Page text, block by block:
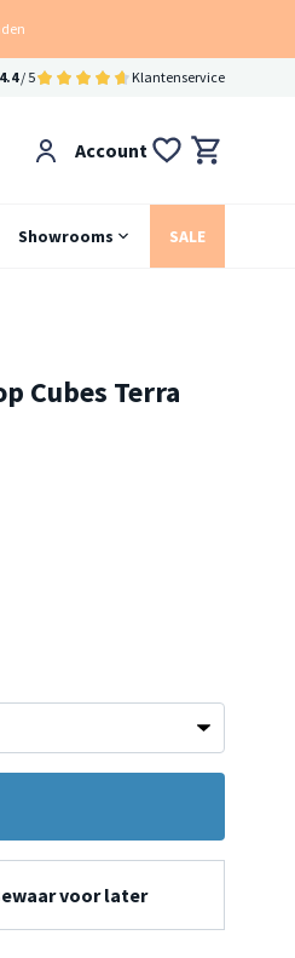
4.4/ 5 Klantenservice
Account
Showrooms SALE
Cubes Terra
voor later